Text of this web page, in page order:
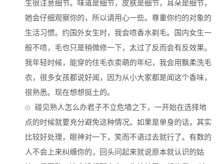
生很注意细节。味道是细节，皮肤是细节，耳朵是细节，
她会仔细观察你的，所以请用心一些。尊重你约的对象的
生活习惯。约国外女生时，我会喷香水剃毛。国内女生一
般不喷，毛也只是稍微修一下，太过了反而会有反效果。
我年轻时候，能穿的住毛衣卖萌的年纪，我会用飘柔洗毛
衣，很多女孩都说好闻，因为从小大家都是闻这个香味，
很熟悉。现在想想挺土的。
碰见熟人怎么办君子不立危墙之下，一开始在选择地
点的时候就要充分避免这种情况。如果是单身的话，其实
比较好处理，眼神对一下，笑而不语过去就行了。有数的
人不会上来纠缠你的，回头问起来就说原本就认识的姑